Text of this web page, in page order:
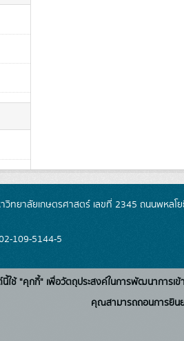
วิทยาลัยเกษตรศาสตร์ เลขที่ 2345 ถนนพหลโ
109-5144-5
นี้ใช้ "คุกกี้" เพื่อวัตถุประสงค์ในการพัฒนาการ
คุณสามารถถอนการยิน